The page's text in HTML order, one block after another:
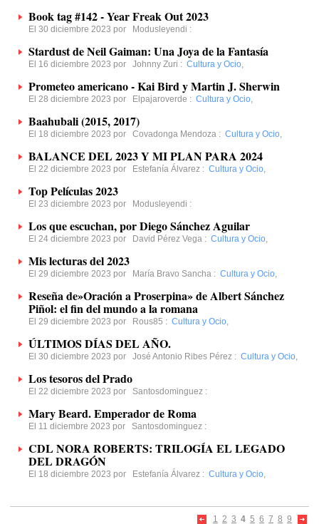
Book tag #142 - Year Freak Out 2023
El 30 diciembre 2023 por Modusleyendi :
Stardust de Neil Gaiman: Una Joya de la Fantasía
El 16 diciembre 2023 por Johnny Zuri : Cultura y Ocio,
Prometeo americano - Kai Bird y Martin J. Sherwin
El 28 diciembre 2023 por Elpajaroverde : Cultura y Ocio,
Baahubali (2015, 2017)
El 18 diciembre 2023 por Covadonga Mendoza : Cultura y Ocio,
BALANCE DEL 2023 Y MI PLAN PARA 2024
El 22 diciembre 2023 por Estefanía Álvarez : Cultura y Ocio,
Top Películas 2023
El 23 diciembre 2023 por Modusleyendi :
Los que escuchan, por Diego Sánchez Aguilar
El 24 diciembre 2023 por David Pérez Vega : Cultura y Ocio,
Mis lecturas del 2023
El 29 diciembre 2023 por María Bravo Sancha : Cultura y Ocio,
Reseña de»Oración a Proserpina» de Albert Sánchez
Piñol: el fin del mundo a la romana
El 29 diciembre 2023 por Rous85 : Cultura y Ocio,
ÚLTIMOS DÍAS DEL AÑO.
El 30 diciembre 2023 por José Antonio Ribes Pérez : Cultura y Ocio,
Los tesoros del Prado
El 22 diciembre 2023 por Santosdominguez :
Mary Beard. Emperador de Roma
El 11 diciembre 2023 por Santosdominguez :
CDL NORA ROBERTS: TRILOGÍA EL LEGADO
DEL DRAGÓN
El 18 diciembre 2023 por Estefanía Álvarez : Cultura y Ocio,
1 2 3 4 5 6 7 8 9